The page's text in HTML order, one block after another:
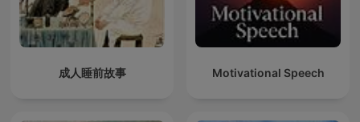
成人睡前故事 Motivational Speech